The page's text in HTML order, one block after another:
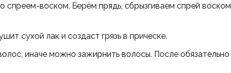
спреем-воском. Берём прядь, сбрызгиваем спрей воском,
сухой лак и создаст грязь в прическе.
иначе можно зажирнить волосы. После обязательно